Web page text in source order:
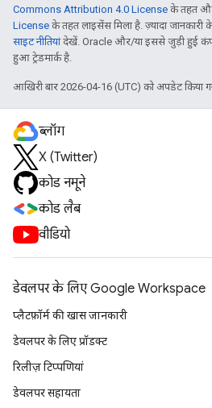
Commons Attribution 4.0 License के तहत
License के तहत लाइसेंस मिला है. ज़्यादा जानकारी
साइट नीतियांदेखें. Oracle और/या इससे जुड़ी हुई
हुआ ट्रेडमार्क है.
आखिरी बार 2026-04-16 (UTC) को अपडेट किया
ब्लॉग
X (Twitter)
कोड नमूने
कोड लैब
वीडियो
डेवलपर के लिए Google Workspace
प्लैटफ़ॉर्म की खास जानकारी
डेवलपर के लिए प्रॉडक्ट
रिलीज़ टिप्पणियां
डेवलपर सहायता